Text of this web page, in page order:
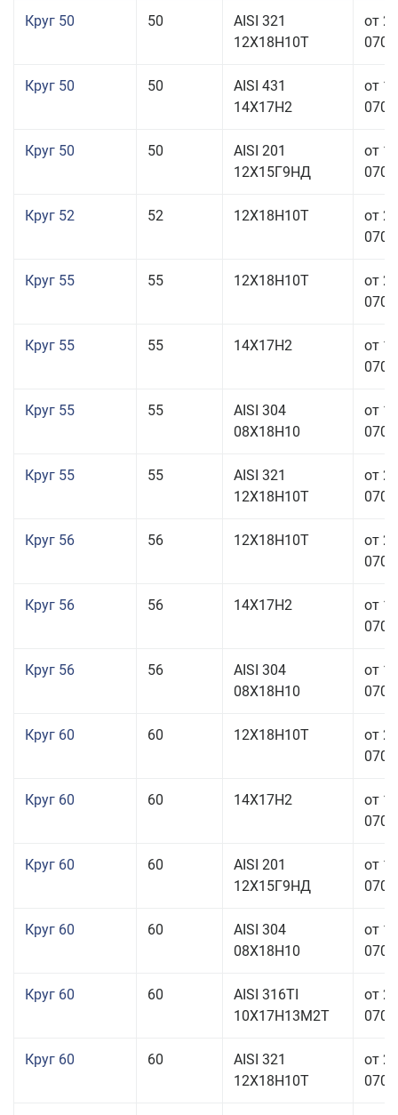
Круг 50 50
AISI 321
12Х18Н10Т
от
Круг 50 50
AISI 431
14Х17Н2
от
Круг 50 50
AISI 201
12Х15Г9НД
от
Круг 52 52 12Х18Н10Т
от
Круг 55 55 12Х18Н10Т
от
Круг 55 55 14Х17Н2
от
Круг 55 55
AISI 304
08Х18Н10
от
Круг 55 55
AISI 321
12Х18Н10Т
от
Круг 56 56 12Х18Н10Т
от
Круг 56 56 14Х17Н2
от
Круг 56 56
AISI 304
08Х18Н10
от
Круг 60 60 12Х18Н10Т
от
Круг 60 60 14Х17Н2
от
Круг 60 60
AISI 201
12Х15Г9НД
от
Круг 60 60
AISI 304
08Х18Н10
от
Круг 60 60
AISI 316TI
10Х17Н13М2Т
от
Круг 60 60
AISI 321
12Х18Н10Т
от